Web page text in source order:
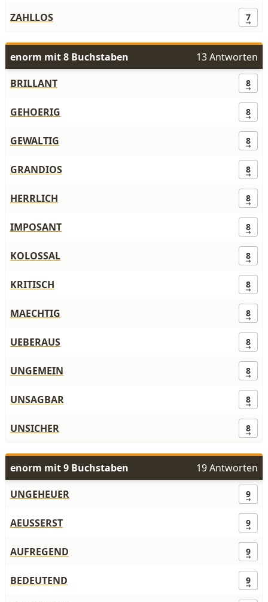
ZAHLLOS 7
enorm mit 8 Buchstaben
13 Antworten
BRILLANT
8
GEHOERIG 8
GEWALTIG 8
GRANDIOS 8
HERRLICH 8
IMPOSANT 8
KOLOSSAL 8
KRITISCH 8
MAECHTIG 8
UEBERAUS 8
UNGEMEIN 8
UNSAGBAR 8
UNSICHER 8
enorm mit 9 Buchstaben
19 Antworten
UNGEHEUER
9
AEUSSERST 9
AUFREGEND 9
BEDEUTEND 9